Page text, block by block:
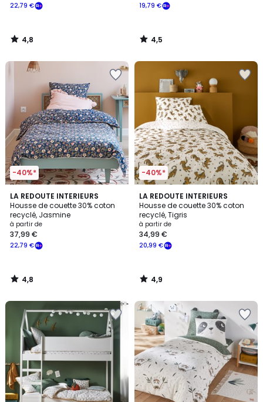
22,79 €
4,8
/
19,79 €
4,5
/
-40%*
LA REDOUTE INTERIEURS
Housse de couette 30% coton
recyclé, Jasmine
à partir de
22,79 €
37,99 €
4,8
/ 5
4,8
/
-40%*
LA REDOUTE INTERIEURS
Housse de couette 30% coton
recyclé, Tigris
à partir de
20,99 €
34,99 €
4,9
/ 5
4,9
/